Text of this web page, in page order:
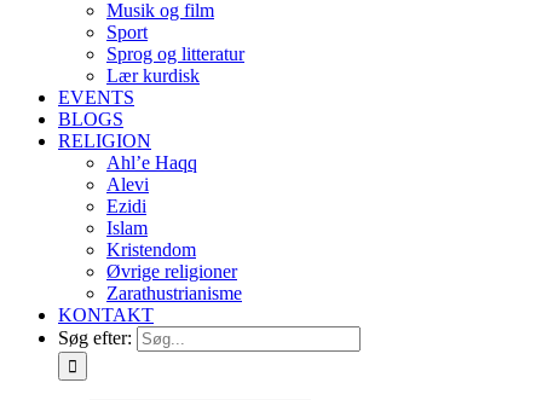
Musik og film
Sport
Sprog og litteratur
Lær kurdisk
EVENTS
BLOGS
RELIGION
Ahl’e Haqq
Alevi
Ezidi
Islam
Kristendom
Øvrige religioner
Zarathustrianisme
KONTAKT
Søg efter: